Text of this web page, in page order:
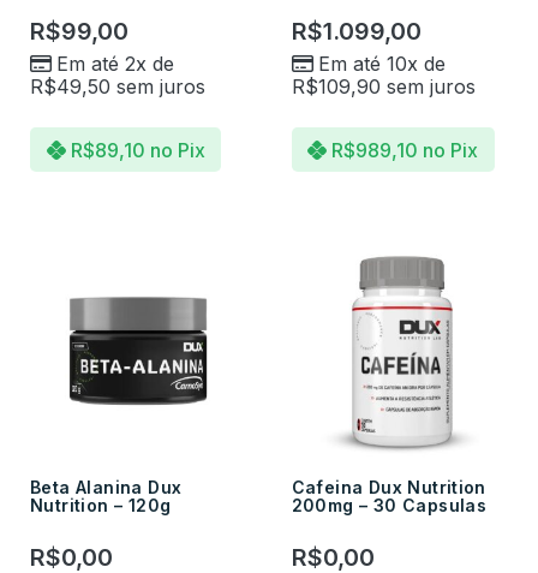
R$99,00
Em até 2x de
R$49,50 sem juros
R$89,10 no Pix
R$1.099,00
Em até 10x de
R$109,90 sem juros
R$989,10 no Pix
Beta Alanina Dux
Nutrition – 120g
R$0,00
Cafeina Dux Nutrition
200mg – 30 Capsulas
R$0,00